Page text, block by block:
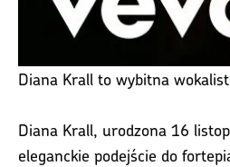
Diana Krall to wybitna
Diana Krall, urodzona 16
eleganckie podejście do